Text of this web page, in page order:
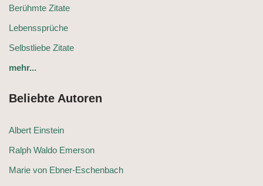
Berühmte Zitate
Lebenssprüche
Selbstliebe Zitate
mehr...
Beliebte Autoren
Albert Einstein
Ralph Waldo Emerson
Marie von Ebner-Eschenbach